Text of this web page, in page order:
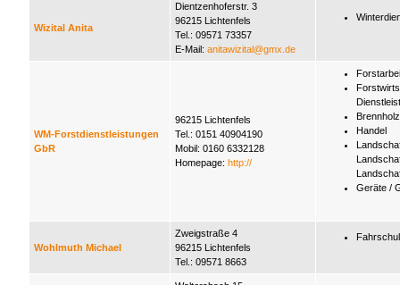
Wizital Anita
Dientzenhoferstr. 3
96215 Lichtenfels
Tel.: 09571 73357
E-Mail: anitawizital@gmx.de
WM-Forstdienstleistungen
GbR
96215 Lichtenfels
Tel.: 0151 40904190
Mobil: 0160 6332128
Homepage: http://
Handel
Geräte /
Wohlmuth Michael
Zweigstraße 4
96215 Lichtenfels
Tel.: 09571 8663